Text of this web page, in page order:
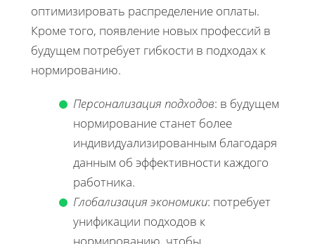
оптимизировать распределение оплаты.
Кроме того, появление новых профессий в
будущем потребует гибкости в подходах к
нормированию.
Персонализация подходов: в будущем
нормирование станет более
индивидуализированным благодаря
данным об эффективности каждого
работника.
Глобализация экономики: потребует
унификации подходов к
нормированию, чтобы